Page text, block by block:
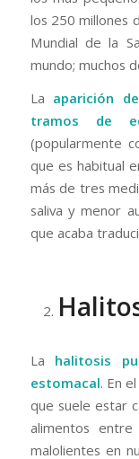
los 250 millones
Mundial de la
mundo; muchos
La aparición
tramos de
(popularmente
que es habitual
más de tres
saliva y menor
que acaba
La halitosis
estomacal. En
que suele estar
alimentos
malolientes en